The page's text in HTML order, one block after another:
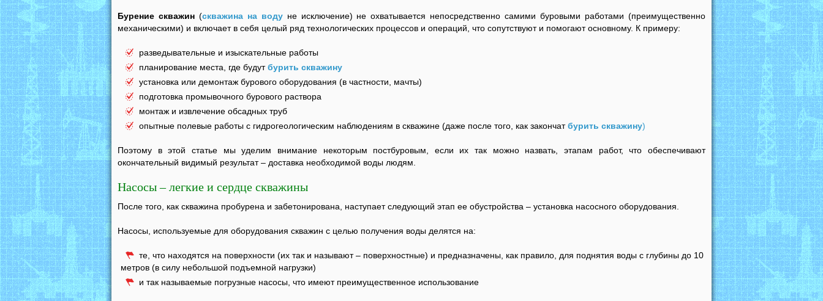
Бурение скважин (скважина на водуне исключение) не охватывается непосредственно самими буровыми работами (преимущественно
механическими) и включает в себя целый ряд технологических процессов и операций, что сопутствуют и помогают основному. К примеру:
разведывательные и изыскательные работы
планирование места, где будутбурить скважину
установка или демонтаж бурового оборудования (в частности, мачты)
подготовка промывочного бурового раствора
монтаж и извлечение обсадных труб
опытные полевые работы с гидрогеологическим наблюдениям в скважине (даже после того, как закончатбурить скважину)
Поэтому в этой статье мы уделим внимание некоторым постбуровым, если их так можно назвать, этапам работ, что обеспечивают
окончательный видимый результат – доставка необходимой воды людям.
Насосы – легкие и сердце скважины
После того, как скважина пробурена и забетонирована, наступает следующий этап ее обустройства – установка насосного оборудования.
Насосы, используемые для оборудования скважин с целью получения воды делятся на:
те, что находятся на поверхности (их так и называют – поверхностные) и предназначены, как правило, для поднятия воды с глубины до 10
метров (в силу небольшой подъемной нагрузки)
и так называемые погрузные насосы, что имеют преимущественное использование